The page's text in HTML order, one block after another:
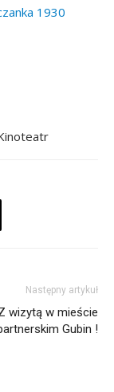
1930
Następny artykuł
wizytą w mieście
Gubin !